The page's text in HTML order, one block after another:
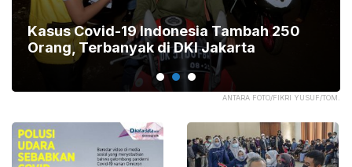
ANTARA FOTO/FIKRI YUSUF/TOM.
Kasus Covid-19 Indonesia Tambah 250
Orang, Terbanyak di DKI Jakarta